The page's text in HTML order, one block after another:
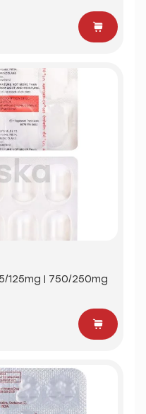
125mg | 750/250mg